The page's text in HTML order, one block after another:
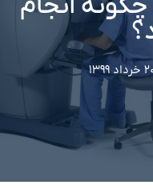
انجام
۱۳۹۹